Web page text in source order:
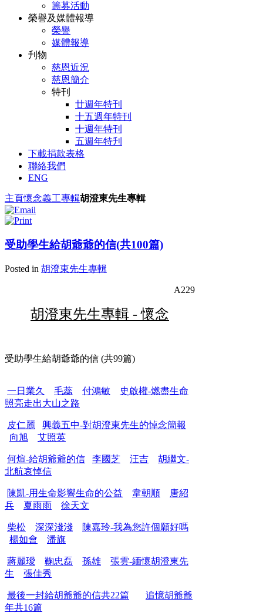
籌募活動
榮譽及媒體報導
榮譽
媒體報導
刋物
慈恩近況
慈恩簡介
特刊
廿週年特刊
十五週年特刊
十週年特刊
五週年特刋
下載捐款表格
聯絡我們
ENG
主頁懷念義工專輯胡澄東先生專輯
受助學生給胡爺爺的信(共100篇)
Posted in 胡澄東先生專輯
A229
胡澄東先生專輯 - 懷念
受助學生給胡爺爺的信 (共99篇)
一日業久 毛蕊 付鴻敏
史啟權-燃盡生命
照亮走出大山之路
皮仁麗
興義五中-對胡澄東先生的悼念簡報
向旭
艾照英
何煊-給胡爺爺的信 李國芝 汪吉
胡繼文-
北航哀悼信
陳凱-用生命影響生命的公益 韋朝順
唐紹
兵
夏雨雨 徐天文
柴松 深深淺淺
陳嘉玲-我為您許個願好嗎
楊如會
潘旗
蔣麗璦 鞠忠磊 孫雄
張雲-緬懷胡澄東先
生
張佳秀
最後一封給胡爺爺的信共22篇
追憶胡爺爺
年共16篇